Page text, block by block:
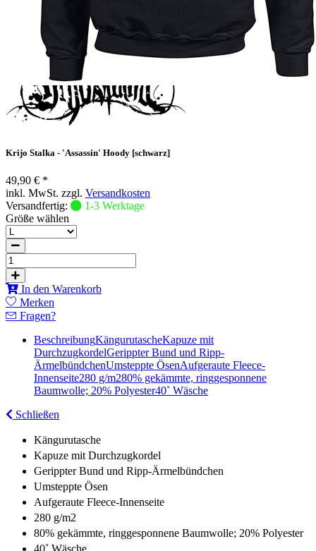
Krijo Stalka - 'Assassin' Hoody [schwarz]
49,90 € *
inkl. MwSt. zzgl. Versandkosten
Versandfertig:
1-3 Werktage
Größe wählen
In den Warenkorb
Merken
Fragen?
BeschreibungKängurutascheKapuze mit
DurchzugkordelGerippter Bund und Ripp-
ÄrmelbündchenUmsteppte ÖsenAufgeraute Fleece-
Innenseite280 g/m280% gekämmte, ringgesponnene
Baumwolle; 20% Polyester40˚ Wäsche
Schließen
Kängurutasche
Kapuze mit Durchzugkordel
Gerippter Bund und Ripp-Ärmelbündchen
Umsteppte Ösen
Aufgeraute Fleece-Innenseite
280 g/m2
80% gekämmte, ringgesponnene Baumwolle; 20% Polyester